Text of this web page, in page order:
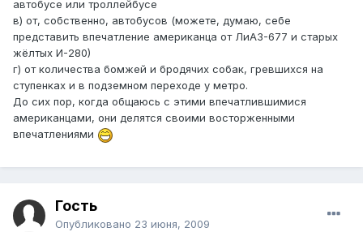
автобусе или троллейбусе
в) от, собственно, автобусов (можете, думаю, себе
представить впечатление американца от ЛиАЗ-677 и старых
жёлтых И-280)
г) от количества бомжей и бродячих собак, гревшихся на
ступенках и в подземном переходе у метро.
До сих пор, когда общаюсь с этими впечатлившимися
американцами, они делятся своими восторженными
впечатлениями
Гость
Опубликовано 23 июня, 2009